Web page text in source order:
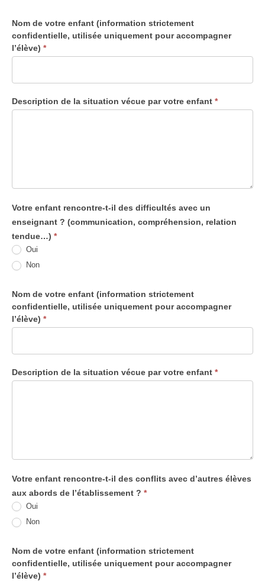
Nom de votre enfant (information strictement
confidentielle, utilisée uniquement pour accompagner
l’élève) *
Description de la situation vécue par votre enfant *
Votre enfant rencontre-t-il des difficultés avec un
enseignant ? (communication, compréhension, relation
tendue…) *
Oui
Non
Nom de votre enfant (information strictement
confidentielle, utilisée uniquement pour accompagner
l’élève) *
Description de la situation vécue par votre enfant *
Votre enfant rencontre-t-il des conflits avec d’autres élèves
aux abords de l’établissement ? *
Oui
Non
Nom de votre enfant (information strictement
confidentielle, utilisée uniquement pour accompagner
l’élève) *